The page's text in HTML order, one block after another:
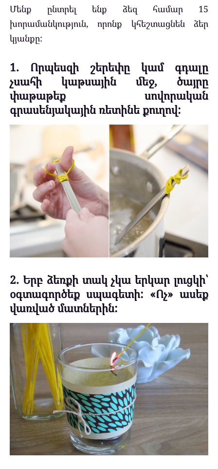
Մենք ընտրել ենք ձեզ համար 15
խորամանկություն, որոնք կհեշտացնեն ձեր
կյանքը:
1. Որպեսզի շերեփը կամ գդալը
չսահի կաթսային մեջ, ծայրը
փաթաթեք սովորական
գրասենյակային ռետինե քուղով:
2. Երբ ձեռքի տակ չկա երկար լուցկի՝
օգտագործեք սպագետի: «Ոչ» ասեք
վառված մատներին: